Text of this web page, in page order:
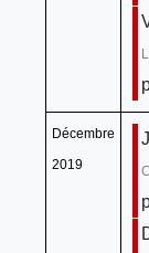
Décembre
2019